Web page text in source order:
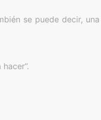
se puede decir,